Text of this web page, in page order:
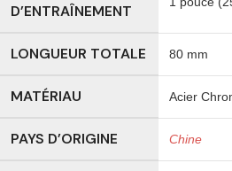
D’ENTRAÎNEMENT
LONGUEUR TOTALE 80 mm
MATÉRIAU Acier
PAYS D’ORIGINE Chine